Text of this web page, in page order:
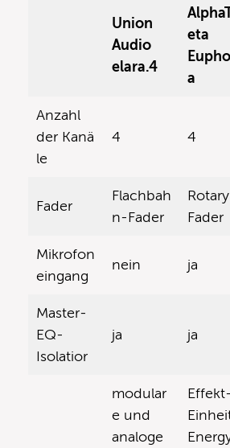
Union
Audio
elara.4
eta
a
Anzahl
der Kanä
le
4 4
Fader
Flachbah
n-Fader
Fader
Mikrofon
eingang
nein ja
Master-
EQ-
Isolatior
ja ja
modular
e und
analoge
Effekt-